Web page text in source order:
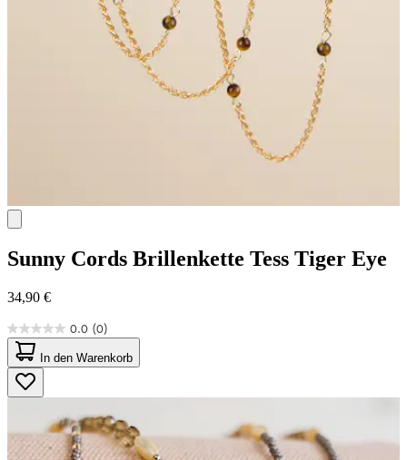
Sunny Cords Brillenkette Tess Tiger Eye
34,90 €
0.0 (0)
0.0
von
5
Sternen.
In den Warenkorb